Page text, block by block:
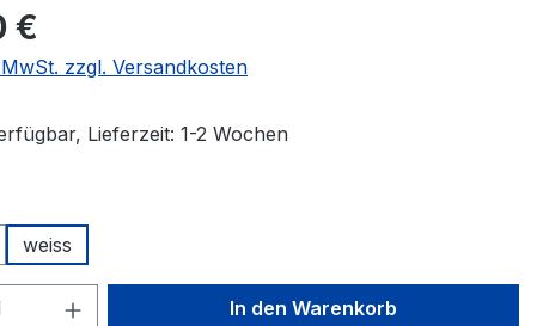
€
zzgl. Versandkosten
Lieferzeit: 1-2 Wochen
weiss
Anzahl: Gib den gewünschten Wert
In den Warenkorb